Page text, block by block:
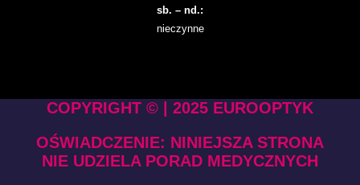
sb. – nd.:
nieczynne
COPYRIGHT © | 2025 EUROOPTYK
OŚWIADCZENIE: NINIEJSZA STRONA
NIE UDZIELA PORAD MEDYCZNYCH